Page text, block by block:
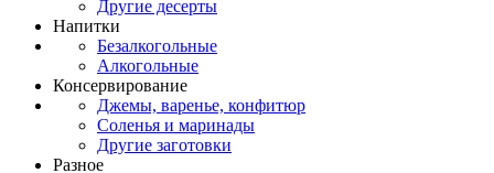
Другие десерты
Напитки
Безалкогольные
Алкогольные
Консервирование
Джемы, варенье, конфитюр
Соленья и маринады
Другие заготовки
Разное